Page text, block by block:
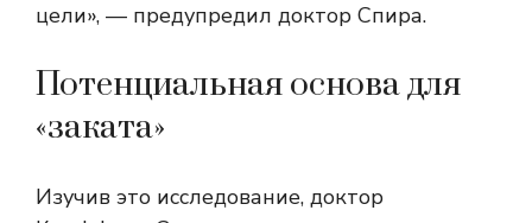
цели», — предупредил доктор Спира.
Потенциальная основа для
«заката»
Изучив это исследование, доктор